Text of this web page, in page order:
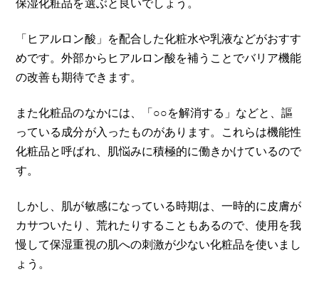
「ヒアルロン酸」を配合した化粧水や乳液などがおすす
めです。外部からヒアルロン酸を補うことでバリア機能
の改善も期待できます。
また化粧品のなかには、「○○を解消する」などと、謳
っている成分が入ったものがあります。これらは機能性
化粧品と呼ばれ、肌悩みに積極的に働きかけているので
す。
しかし、肌が敏感になっている時期は、一時的に皮膚が
カサついたり、荒れたりすることもあるので、使用を我
慢して保湿重視の肌への刺激が少ない化粧品を使いまし
ょう。